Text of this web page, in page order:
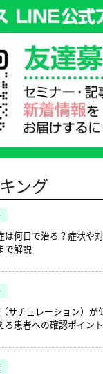
ング
は何日で治る？症状や
で解説
サチュレーション）が
る患者への確認ポイン